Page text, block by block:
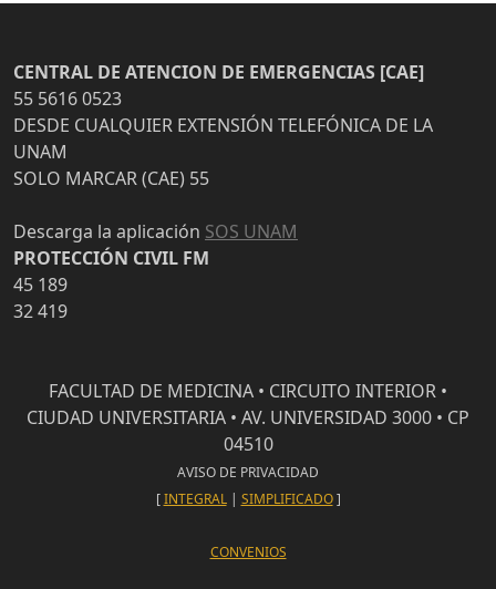
CENTRAL DE ATENCION DE EMERGENCIAS [CAE]
55 5616 0523
DESDE CUALQUIER EXTENSIÓN TELEFÓNICA DE LA
UNAM
SOLO MARCAR (CAE) 55
Descarga la aplicación SOS UNAM
PROTECCIÓN CIVIL FM
45 189
32 419
FACULTAD DE MEDICINA • CIRCUITO INTERIOR •
CIUDAD UNIVERSITARIA • AV. UNIVERSIDAD 3000 • CP
04510
AVISO DE PRIVACIDAD
[INTEGRAL| SIMPLIFICADO]
CONVENIOS